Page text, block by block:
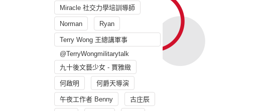
Miracle 社交力學培訓導師
Norman Ryan
Terry Wong 王總講軍事
@TerryWongmilitarytalk
九十後文藝少女 - 賈雅緻
何啟明 何爵天導演
午夜工作者 Benny 古庄辰